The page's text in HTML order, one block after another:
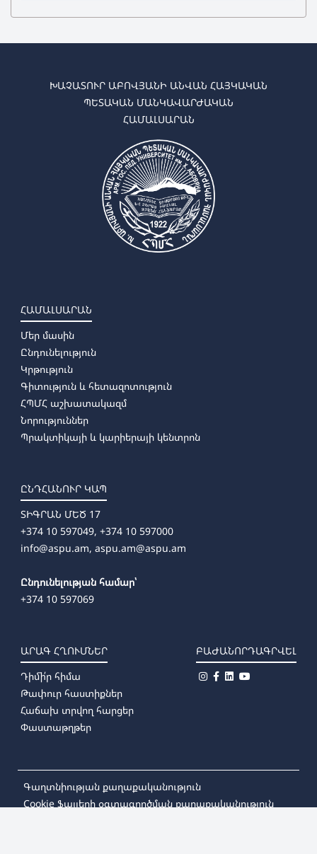
✔ Բակալավրիատ
✔ Մագիստրատուրա
Պատմություն
Իրավագիտություն
ԽԱՉԱՏՈՒՐ ԱԲՈՎՅԱՆԻ ԱՆՎԱՆ ՀԱՅԿԱԿԱՆ
ՊԵՏԱԿԱՆ ՄԱՆԿԱՎԱՐԺԱԿԱՆ
ՀԱՄԱԼՍԱՐԱՆ
ՀԱՄԱԼՍԱՐԱՆ
Մեր մասին
Ընդունելություն
Կրթություն
Գիտություն և հետազոտություն
ՀՊՄՀ աշխատակազմ
Նորություններ
Պրակտիկայի և կարիերայի կենտրոն
ԸՆԴՀԱՆՈՒՐ ԿԱՊ
ՏԻԳՐԱՆ ՄԵԾ 17
+374 10 597049, +374 10 597000
info@aspu.am, aspu.am@aspu.am
Ընդունելության համար՝
+374 10 597069
ԱՐԱԳ ՀՂՈՒՄՆԵՐ
Դիմի՛ր հիմա
Թափուր հաստիքներ
Հաճախ տրվող հարցեր
Փաստաթղթեր
ԲԱԺԱՆՈՐԴԱԳՐՎԵԼ
Գաղտնիության քաղաքականություն
Cookie ֆայլերի օգտագործման քաղաքականություն